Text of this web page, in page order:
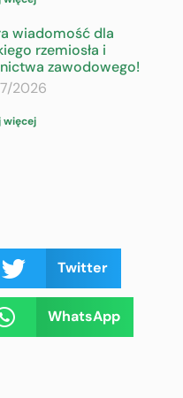
wiadomość dla
rzemiosła i
zawodowego!
2026
więcej
Twitter
WhatsApp